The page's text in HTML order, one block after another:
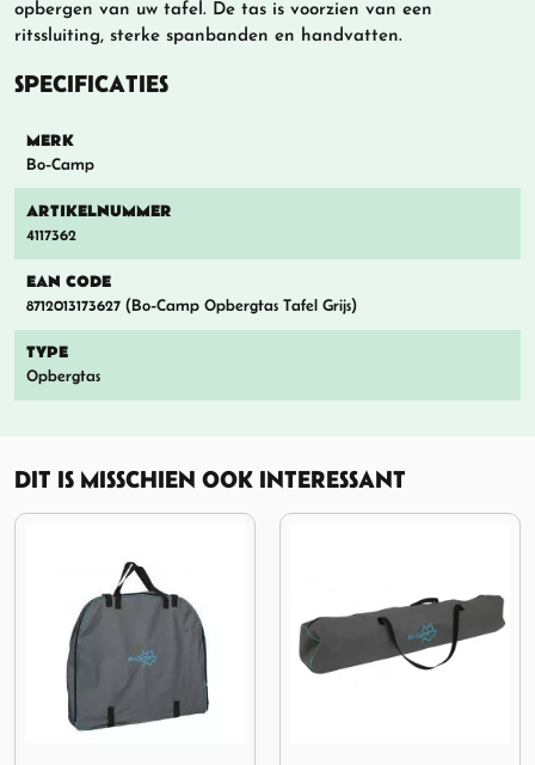
opbergen van uw tafel. De tas is voorzien van een
ritssluiting, sterke spanbanden en handvatten.
SPECIFICATIES
MERK
Bo-Camp
ARTIKELNUMMER
4117362
EAN CODE
8712013173627 (Bo-Camp Opbergtas Tafel Grijs)
TYPE
Opbergtas
DIT IS MISSCHIEN OOK INTERESSANT